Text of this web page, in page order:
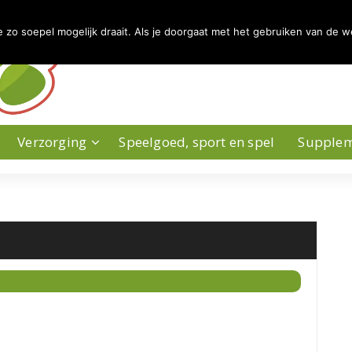
Verzorging Speelgoed, sport en spel
soepel mogelijk draait. Als je doorgaat met het gebruiken van de